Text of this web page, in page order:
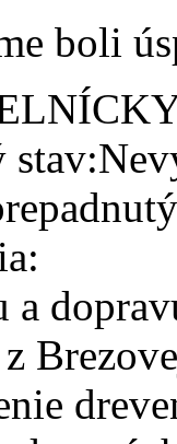
boli
a